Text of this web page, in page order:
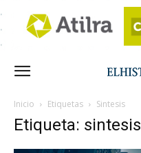
Inicio Etiquetas Sintesis
Etiqueta: sintesis